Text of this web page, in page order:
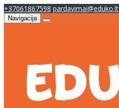
+37061867598 pardavimai@eduko.lt
Navigacija